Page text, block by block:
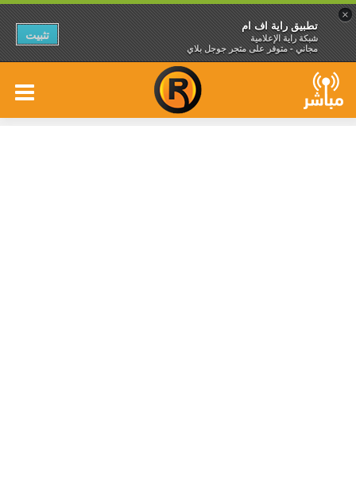
×
تطبيق راية اف ام
شبكة راية الإعلامية
مجاني - متوفر على متجر جوجل بلاي
تثبيت